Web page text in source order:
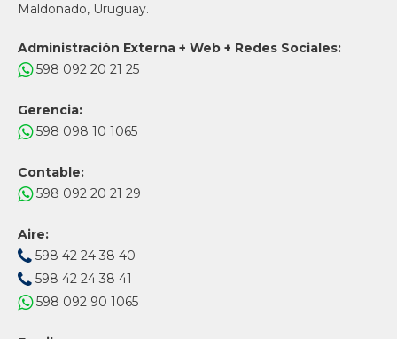
Maldonado, Uruguay.
Administración Externa + Web + Redes Sociales:
598 092 20 21 25
Gerencia:
598 098 10 1065
Contable:
598 092 20 21 29
Aire:
598 42 24 38 40
598 42 24 38 41
598 092 90 1065